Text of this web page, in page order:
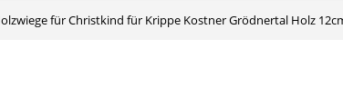
Holzwiege für Christkind für Krippe Kostner Grödnertal Holz